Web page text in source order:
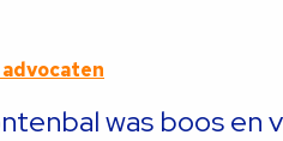
advocaten
was boos en